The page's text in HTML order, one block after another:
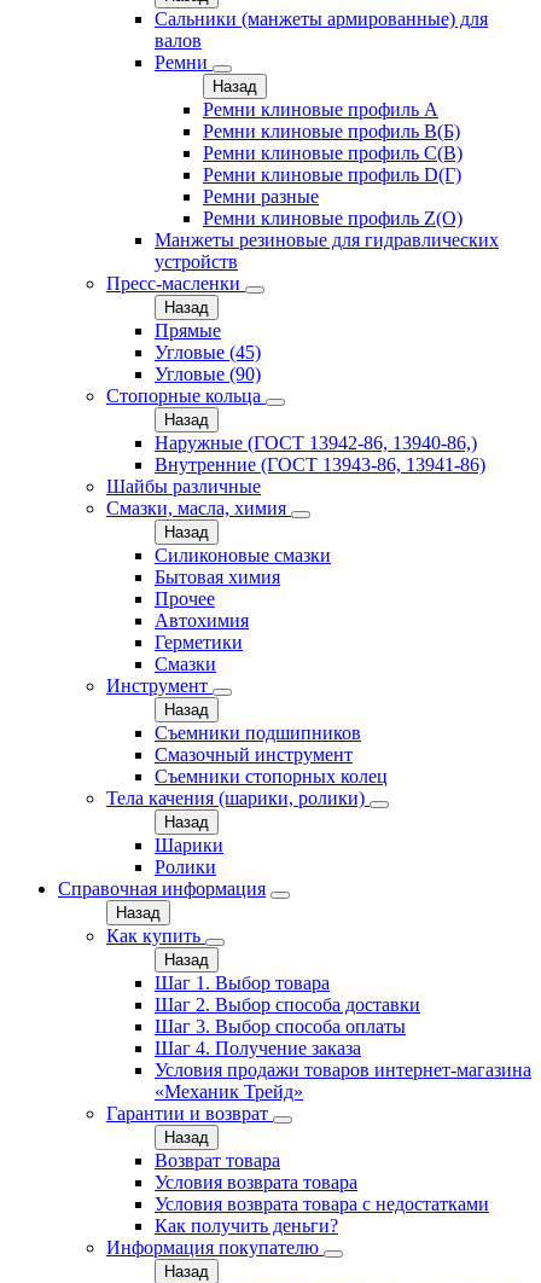
Сальники (манжеты армированные) для
валов
Ремни
Назад
Ремни клиновые профиль A
Ремни клиновые профиль B(Б)
Ремни клиновые профиль C(В)
Ремни клиновые профиль D(Г)
Ремни разные
Ремни клиновые профиль Z(О)
Манжеты резиновые для гидравлических
устройств
Пресс-масленки
Назад
Прямые
Угловые (45)
Угловые (90)
Стопорные кольца
Назад
Наружные (ГОСТ 13942-86, 13940-86,)
Внутренние (ГОСТ 13943-86, 13941-86)
Шайбы различные
Смазки, масла, химия
Назад
Силиконовые смазки
Бытовая химия
Прочее
Автохимия
Герметики
Смазки
Инструмент
Назад
Съемники подшипников
Смазочный инструмент
Съемники стопорных колец
Тела качения (шарики, ролики)
Назад
Шарики
Ролики
Справочная информация
Назад
Как купить
Назад
Шаг 1. Выбор товара
Шаг 2. Выбор способа доставки
Шаг 3. Выбор способа оплаты
Шаг 4. Получение заказа
Условия продажи товаров интернет-магазина
«Механик Трейд»
Гарантии и возврат
Назад
Возврат товара
Условия возврата товара
Условия возврата товара с недостатками
Как получить деньги?
Информация покупателю
Назад